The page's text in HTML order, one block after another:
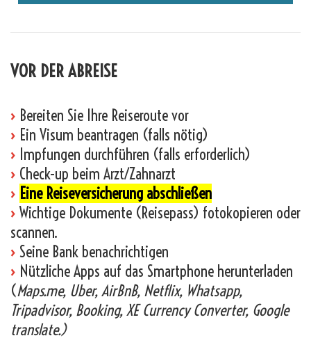
VOR DER ABREISE
› Bereiten Sie Ihre Reiseroute vor
› Ein Visum beantragen (falls nötig)
› Impfungen durchführen (falls erforderlich)
› Check-up beim Arzt/Zahnarzt
› Eine Reiseversicherung abschließen
› Wichtige Dokumente (Reisepass) fotokopieren oder
scannen.
› Seine Bank benachrichtigen
› Nützliche Apps auf das Smartphone herunterladen
(Maps.me, Uber, AirBnB, Netflix, Whatsapp,
Tripadvisor, Booking, XE Currency Converter, Google
translate.)